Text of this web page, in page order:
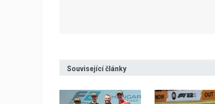
Související články